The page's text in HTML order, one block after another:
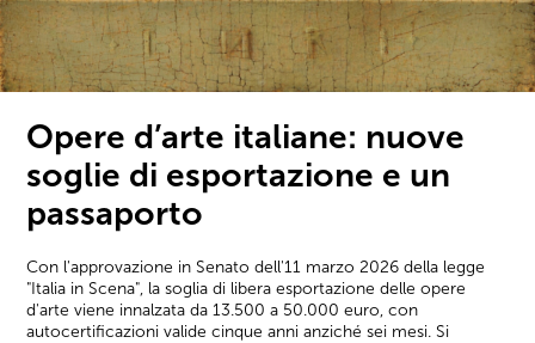
Opere d’arte italiane: nuove
soglie di esportazione e un
passaporto
Con l'approvazione in Senato dell'11 marzo 2026 della legge
"Italia in Scena", la soglia di libera esportazione delle opere
d'arte viene innalzata da 13.500 a 50.000 euro, con
autocertificazioni valide cinque anni anziché sei mesi. Si